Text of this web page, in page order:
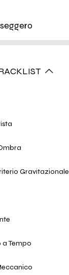
Gravitazionale
a Tempo